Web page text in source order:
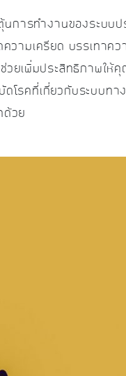
การทำงานของระบบป
วามเครียด บรรเทาคว
วยเพิ่มประสิทธิภาพให้
โรคที่เกี่ยวกับระบบทาง
ด้วย